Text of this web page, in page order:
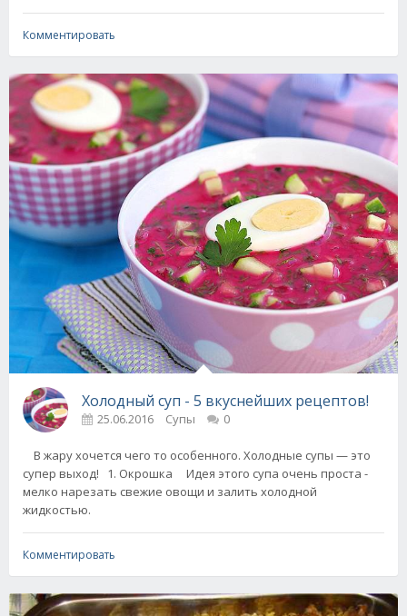
Комментировать
Холодный суп - 5 вкуснейших рецептов!
25.06.2016 Супы 0
В жару хочется чего то особенного. Холодные супы — это
супер выход! 1. Окрошка Идея этого супа очень проста -
мелко нарезать свежие овощи и залить холодной
жидкостью.
Комментировать